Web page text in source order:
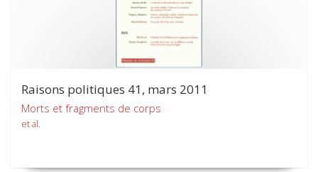
Raisons politiques 41, mars 2011
Morts et fragments de corps
et al.